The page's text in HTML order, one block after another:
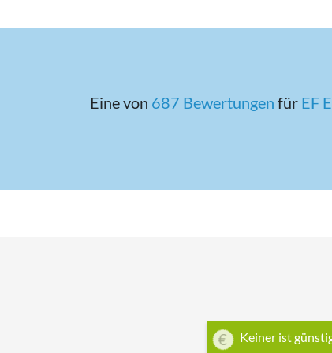
Eine von 687 Bewertungen für EF
Keiner ist